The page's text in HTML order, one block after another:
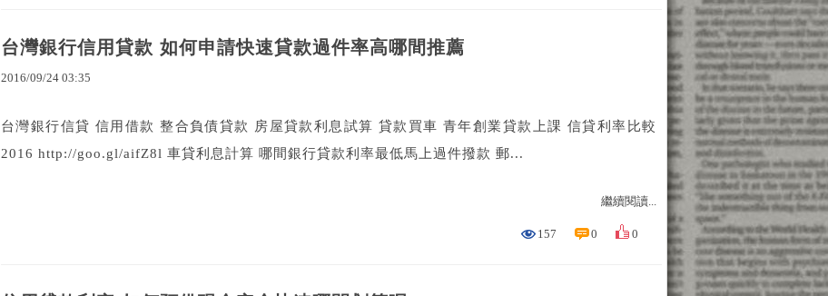
台灣銀行信用貸款 如何申請快速貸款過件率高哪間推薦
2016/09/24 03:35
台灣銀行信貸 信用借款 整合負債貸款 房屋貸款利息試算 貸款買車 青年創業貸款上課 信貸利率比較
2016 http://goo.gl/aifZ8l 車貸利息計算 哪間銀行貸款利率最低馬上過件撥款 郵...
繼續閱讀...
157 0 0